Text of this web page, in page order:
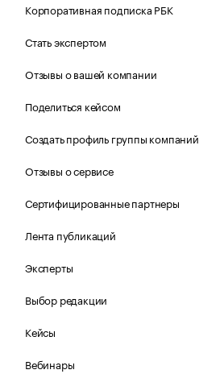
Корпоративная подписка РБК
Стать экспертом
Отзывы о вашей компании
Поделиться кейсом
Создать профиль группы компаний
Отзывы о сервисе
Сертифицированные партнеры
Лента публикаций
Эксперты
Выбор редакции
Кейсы
Вебинары